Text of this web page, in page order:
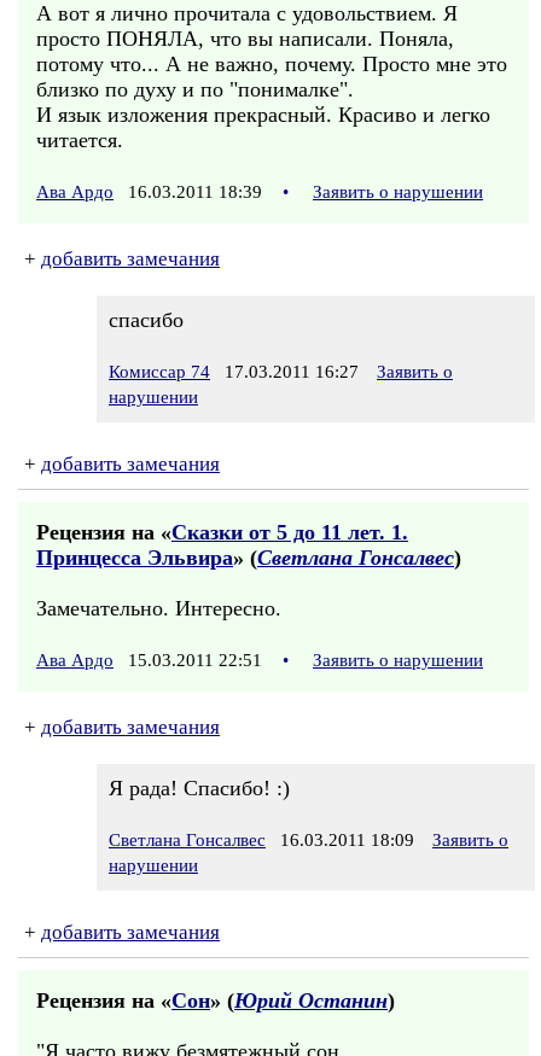
А вот я лично прочитала с удовольствием. Я
просто ПОНЯЛА, что вы написали. Поняла,
потому что... А не важно, почему. Просто мне это
близко по духу и по "понималке".
И язык изложения прекрасный. Красиво и легко
читается.
Ава Ардо 16.03.2011 18:39 • Заявить о нарушении
+ добавить замечания
спасибо
Комиссар 74 17.03.2011 16:27
Заявить о
нарушении
+ добавить замечания
Рецензия на «Сказки от 5 до 11 лет. 1.
Принцесса Эльвира» (Светлана Гонсалвес)
Замечательно. Интересно.
Ава Ардо 15.03.2011 22:51 • Заявить о нарушении
+ добавить замечания
Я рада! Спасибо! :)
Светлана Гонсалвес 16.03.2011 18:09
Заявить о
нарушении
+ добавить замечания
Рецензия на «Сон» (Юрий Останин)
"Я часто вижу безмятежный сон,